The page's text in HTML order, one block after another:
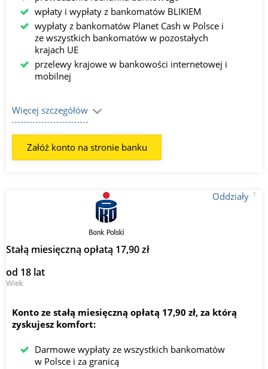
wpłaty i wypłaty z bankomatów BLIKIEM
wypłaty z bankomatów Planet Cash w Polsce i
ze wszystkich bankomatów w pozostałych
krajach UE
przelewy krajowe w bankowości internetowej i
mobilnej
Więcej szczegółów
Załóż konto na stronie banku
Oddziały 1
Stałą miesięczną opłatą 17,90 zł
od 18 lat
Wiek
Konto ze stałą miesięczną opłatą 17,90 zł, za którą
zyskujesz komfort:
Darmowe wypłaty ze wszystkich bankomatów
w Polsce i za granicą